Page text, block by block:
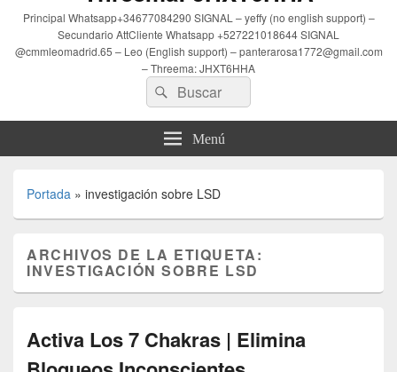
Principal Whatsapp+34677084290 SIGNAL – yeffy (no english support) –
Secundario AttCliente Whatsapp +527221018644 SIGNAL
@cmmleomadrid.65 – Leo (English support) – panterarosa1772@gmail.com
– Threema: JHXT6HHA
Buscar
por:
Buscar
Menú
Portada » investigación sobre LSD
ARCHIVOS DE LA ETIQUETA:
INVESTIGACIÓN SOBRE LSD
Activa Los 7 Chakras | Elimina